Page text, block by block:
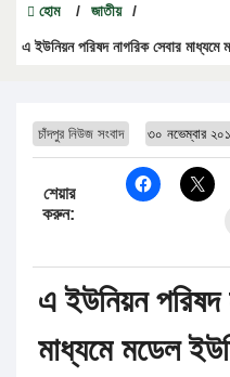
হোম / জাতীয় /
এ ইউনিয়ন পরিষদ নাগরিক সেবার মাধ্যমে
চাঁদপুর নিউজ সংবাদ ৩০ নভেম্বার
শেয়ার
করুন:
এ ইউনিয়ন পরিষদ
মাধ্যমে মডেল